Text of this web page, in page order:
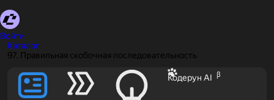
Войти
Каталог
97. Правильная скобочная последовательность
Кодерун AI β